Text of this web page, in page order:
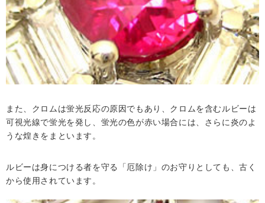
また、クロムは蛍光反応の原因でもあり、クロムを含むルビーは
可視光線で蛍光を発し、蛍光の色が赤い場合には、さらに炎のよ
うな煌きをまといます。
ルビーは身につける者を守る「厄除け」のお守りとしても、古く
から使用されています。